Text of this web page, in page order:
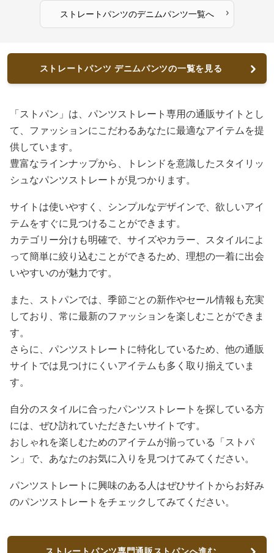
ストレートパンツのデニムパンツ一覧へ ›
ストレートパンツ デニムパンツの一覧を見る
「ストパン」は、パンツストレート専用の通販サイトとし
て、ファッションにこだわるあなたに最適なアイテムを提
供しています。
豊富なラインナップから、トレンドを意識したスタイリッ
シュなパンツストレートが見つかります。
サイトは使いやすく、シンプルなデザインで、欲しいアイ
テムをすぐに見つけることができます。
カテゴリー分けも明確で、サイズやカラー、スタイルによ
って簡単に絞り込むことができるため、理想の一着に出会
いやすいのが魅力です。
また、ストパンでは、季節ごとの新作やセール情報も充実
しており、常に最新のファッションを楽しむことができま
す。
さらに、パンツストレートに特化しているため、他の通販
サイトでは見つけにくいアイテムも多く取り揃えていま
す。
自分のスタイルに合ったパンツストレートを探している方
には、ぜひ訪れていただきたいサイトです。
おしゃれを楽しむためのアイテムが揃っている「ストパ
ン」で、あなたのお気に入りを見つけてみてください。
パンツストレートに興味のある人はぜひサイトからお好み
のパンツストレートをチェックしてみてください。